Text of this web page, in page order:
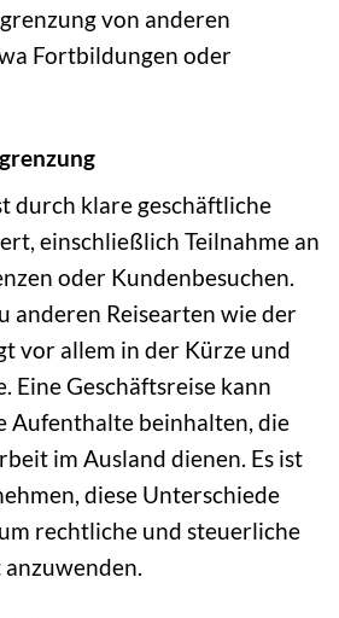
von anderen
Fortbildungen oder
durch klare geschäftliche
einschließlich Teilnahme an
oder Kundenbesuchen.
anderen Reisearten wie der
vor allem in der Kürze und
Eine Geschäftsreise kann
Aufenthalte beinhalten, die
im Ausland dienen. Es ist
diese Unterschiede
rechtliche und steuerliche